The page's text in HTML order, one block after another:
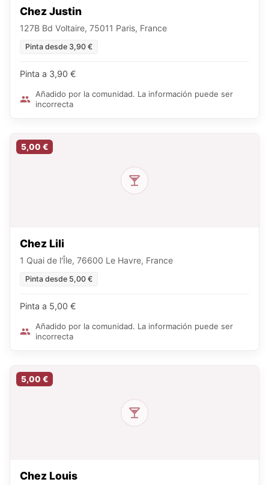
Chez Justin
127B Bd Voltaire, 75011 Paris, France
Pinta desde 3,90 €
Pinta a 3,90 €
Añadido por la comunidad. La información puede ser
incorrecta
5,00 €
Chez Lili
1 Quai de l'Île, 76600 Le Havre, France
Pinta desde 5,00 €
Pinta a 5,00 €
Añadido por la comunidad. La información puede ser
incorrecta
5,00 €
Chez Louis